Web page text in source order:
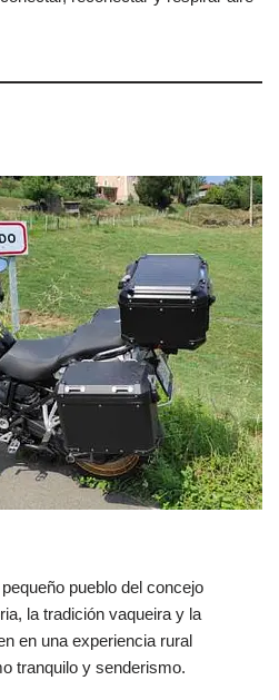
pueblo del concejo
la tradición vaqueira y la
en una experiencia rural
tranquilo y senderismo.